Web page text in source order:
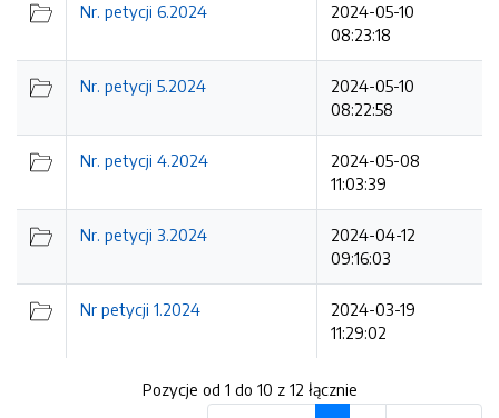
Nr. petycji 6.2024
2024-05-10
08:23:18
Nr. petycji 5.2024
2024-05-10
08:22:58
Nr. petycji 4.2024
2024-05-08
11:03:39
Nr. petycji 3.2024
2024-04-12
09:16:03
Nr petycji 1.2024
2024-03-19
11:29:02
Pozycje od 1 do 10 z 12 łącznie